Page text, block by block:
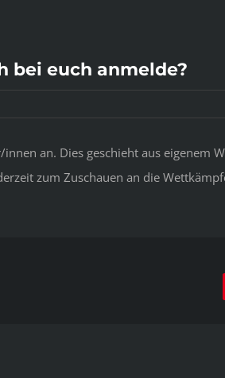
bei euch anmelde?
an. Dies geschieht aus eigenem
zum Zuschauen an die